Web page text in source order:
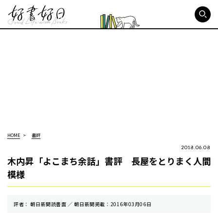
HOME 書評
2018.06.08
木内昇「よこまち余話」書評 長屋をとりまく人間
模様
評者： 朝日新聞読書面 ／ 朝⽇新聞掲載：2016年03月06日